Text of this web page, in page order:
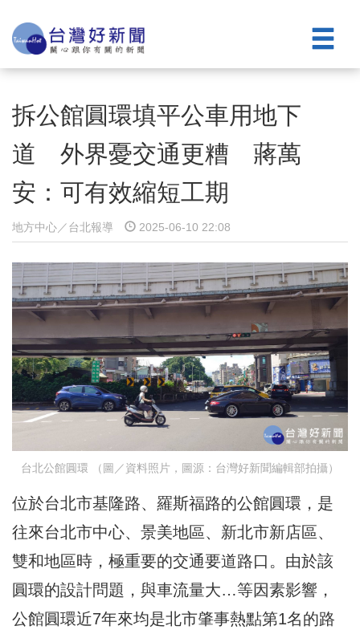
拆公館圓環填平公車用地下
道 外界憂交通更糟 蔣萬
安：可有效縮短工期
地方中心／台北報導 2025-06-10 22:08
台北公館圓環 （圖／資料照片，圖源：台灣好新聞編輯部拍攝）
位於台北市基隆路、羅斯福路的公館圓環，是
往來台北市中心、景美地區、新北市新店區、
雙和地區時，極重要的交通要道路口。由於該
圓環的設計問題，與車流量大…等因素影響，
公館圓環近7年來均是北市肇事熱點第1名的路